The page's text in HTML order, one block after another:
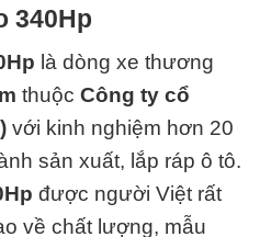
340Hp
là dòng xe thương
thuộc Công ty cổ
với kinh nghiệm hơn 20
sản xuất, lắp ráp ô tô.
được người Việt rất
về chất lượng, mẫu